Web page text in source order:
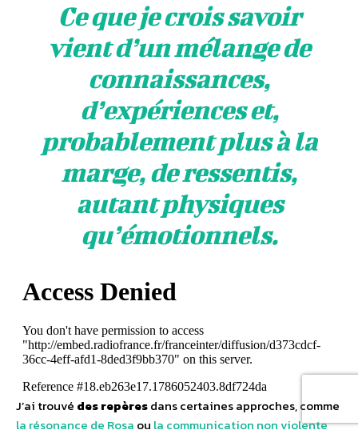
Ce que je crois savoir
vient d’un mélange de
connaissances,
d’expériences et,
probablement plus à la
marge, de ressentis,
autant physiques
qu’émotionnels.
J’ai trouvé des repèresdans certaines approches, comme
la résonance de Rosa ou la communication non violente